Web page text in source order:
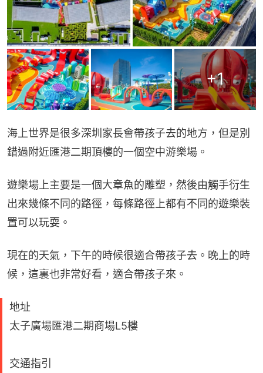
+1
海上世界是很多深圳家長會帶孩子去的地方，但是別
錯過附近匯港二期頂樓的一個空中游樂場。
遊樂場上主要是一個大章魚的雕塑，然後由觸手衍生
出來幾條不同的路徑，每條路徑上都有不同的遊樂裝
置可以玩耍。
現在的天氣，下午的時候很適合帶孩子去。晚上的時
候，這裏也非常好看，適合帶孩子來。
地址
太子廣場匯港二期商場L5樓
交通指引